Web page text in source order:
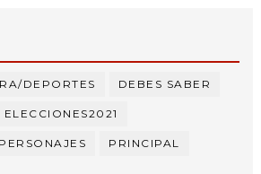
DEPORTES DEBES SABER
ELECCIONES2021
PERSONAJES PRINCIPAL